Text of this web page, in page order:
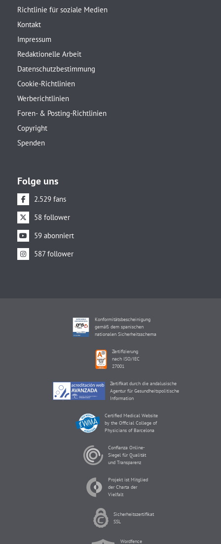
Richtlinie für soziale Medien
Kontakt
Impressum
Redaktionelle Arbeit
Datenschutzbestimmung
Cookie-Richtlinien
Werberichtlinien
Foren- & Posting-Richtlinien
Copyright
Spenden
Folge uns
2.529 fans
58 follower
59 abonniert
587 follower
Konformitätsbescheinigung
gemäß dem spanischen
nationalen Sicherheitsschema
Zertifizierung
nach ISO/IEC
27001
Zertifikat durch die andalusische
Agentur für Gesundheitspolitische
Information
Certified Medical Website
by the Official College of
Physicians of Barcelona
Confianza Online-
Siegel für Qualität
und Transparenz
Projekt ist Mitglied
der Charta der
Vielfalt
Sicherheitszertifikat
SSL
Wordfence